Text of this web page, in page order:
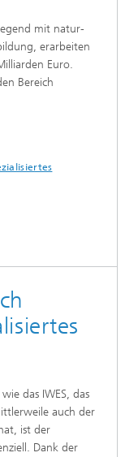
mit natur-
erarbeiten
Euro.
Bereich
das IWES, das
auch der
ist der
Dank der